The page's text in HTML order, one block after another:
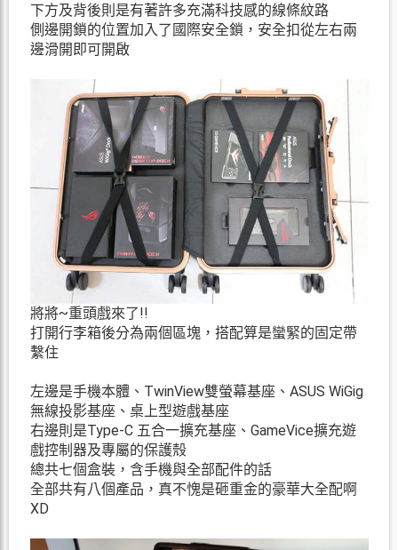
下方及背後則是有著許多充滿科技感的線條紋路
側邊開鎖的位置加入了國際安全鎖，安全扣從左右兩
邊滑開即可開啟
將將~重頭戲來了!!
打開行李箱後分為兩個區塊，搭配算是蠻緊的固定帶
繫住
左邊是手機本體、TwinView雙螢幕基座、ASUS WiGig
無線投影基座、桌上型遊戲基座
右邊則是Type-C 五合一擴充基座、GameVice擴充遊
戲控制器及專屬的保護殼
總共七個盒裝，含手機與全部配件的話
全部共有八個產品，真不愧是砸重金的豪華大全配啊
XD